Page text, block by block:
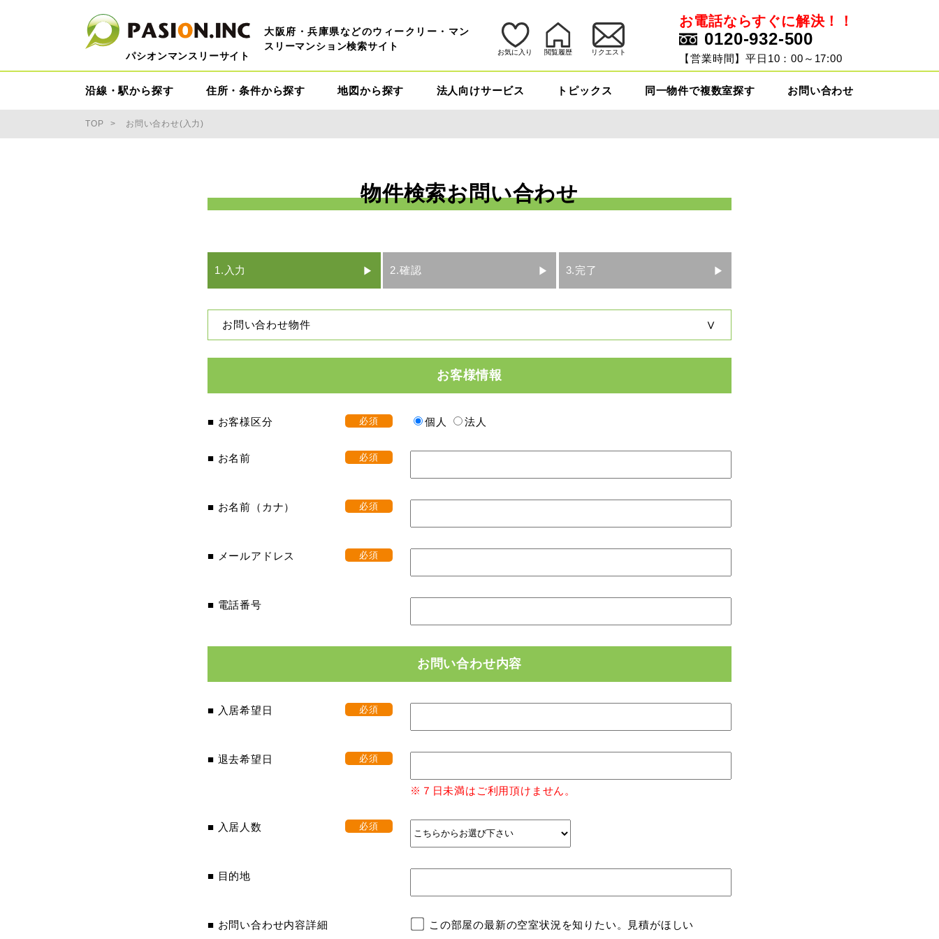
パシオンマンスリーサイト
大阪府・兵庫県などのウィークリー・マン
スリーマンション検索サイト
お気に入り 閲覧履歴 リクエスト
お電話ならすぐに解決！！
0120-932-500
【営業時間】平日10：00～17:00
沿線・駅から探す 住所・条件から探す 地図から探す 法人向けサービス トピックス 同一物件で複数室探す お問い合わせ
TOP お問い合わせ(入力)
物件検索お問い合わせ
1.入力 2.確認 3.完了
お問い合わせ物件
お客様情報
■ お客様区分 必須 個人 法人
■ お名前 必須
■ お名前（カナ） 必須
■ メールアドレス 必須
■ 電話番号
お問い合わせ内容
■ 入居希望日 必須
■ 退去希望日 必須
※７日未満はご利用頂けません。
■ 入居人数 必須
■ 目的地
■ お問い合わせ内容詳細
この部屋の最新の空室状況を知りたい。見積がほしい